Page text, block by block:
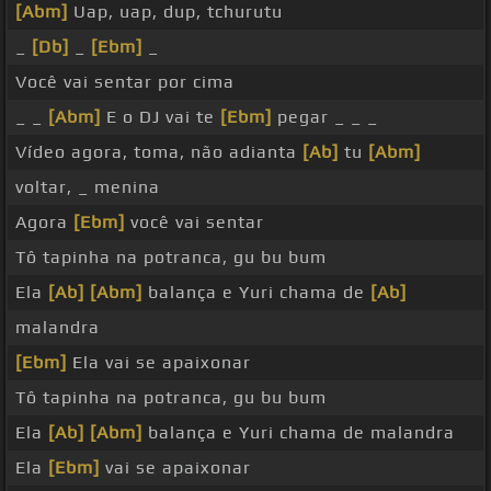
[Abm] Uap, uap, dup, tchurutu
[Db] [Ebm]
Você vai sentar por cima
[Abm] E o DJ vai te [Ebm] pegar _ _ _
Vídeo agora, toma, não adianta [Ab] tu [Abm]
voltar, _ menina
Agora [Ebm] você vai sentar
Tô tapinha na potranca, gu bu bum
Ela [Ab] [Abm] balança e Yuri chama de [Ab]
malandra
[Ebm] Ela vai se apaixonar
Tô tapinha na potranca, gu bu bum
Ela [Ab] [Abm] balança e Yuri chama de malandra
Ela [Ebm] vai se apaixonar